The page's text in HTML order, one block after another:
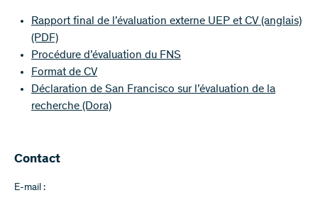
Rapport final de l’évaluation externe UEP et CV (anglais)
(PDF)
Procédure d’évaluation du FNS
Format de CV
Déclaration de San Francisco sur l’évaluation de la
recherche (Dora)
Contact
E-mail :